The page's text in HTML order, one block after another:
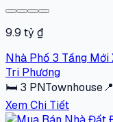
9.9 tỷ ₫
Nhà Phố 3 Tầng
Tri Phương
🛏 3 PNTownhouse📍
Xem Chi Tiết